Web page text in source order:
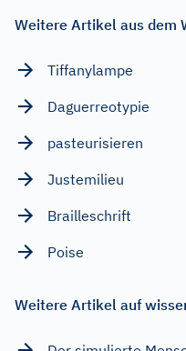
Weitere Artikel aus dem
Tiffanylampe
Daguerreotypie
pasteurisieren
Justemilieu
Brailleschrift
Poise
Weitere Artikel auf